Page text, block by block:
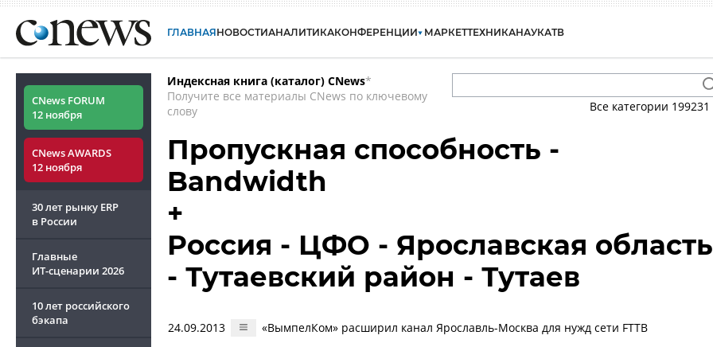
ГЛАВНАЯНОВОСТИАНАЛИТИКАКОНФЕРЕНЦИИ МАРКЕТТЕХНИКАНАУКАТВ
CNews FORUM
12 ноября
CNews AWARDS
12 ноября
30 лет рынку ERP
в России
Главные
ИТ-сценарии 2026
10 лет российского
бэкапа
Индексная книга (каталог) CNews*
Получите все материалы CNews по ключевому
слову
Все категории 199231
Пропускная способность -
Bandwidth
+
Россия - ЦФО - Ярославская область
- Тутаевский район - Тутаев
24.09.2013 «ВымпелКом» расширил канал Ярославль-Москва для нужд сети FTTB